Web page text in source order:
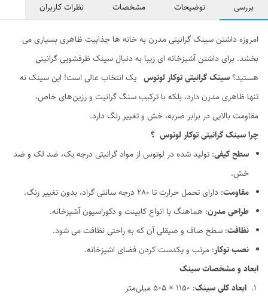
بررسی توضیحات مشخصات نظرات کاربران
امروزه داشتن سینک گرانیتی مدرن به خانه ها جذابیت ظاهری بسیاری می
بخشد. برای داشتن آشپزخانه ای زیبا به دنبال سینک ظرفشویی گرانیتی
هستید؟سینک گرانیتی توکار لوتوس یک انتخاب عالی است! این سینک نه
تنها ظاهری مدرن دارد، بلکه با ترکیب سنگ گرانیت و رزین‌های خاص،
مقاومت بالایی در برابر ضربه، خش و تغییر رنگ دارد.
چرا سینک گرانیتی توکار لوتوس ؟
سطح کیفی: تولید شده در لوتوس از مواد گرانیتی درجه یک، ضد لک و ضد
خش.
مقاومت: دارای تحمل حرارت تا 280 درجه سانتی گراد، بدون تغییر رنگ.
طراحی مدرن: هماهنگ با انواع کابینت و دکوراسیون آشپزخانه.
نظافت: سطح صاف و صیقلی آن که به راحتی نظافت می شود.
نصب توکار: مرتب و یکدست کردن فضای اشپزخانه.
ابعاد و مشخصات سینک
ابعاد کلی سینک: 1150 × 505 میلی‌متر